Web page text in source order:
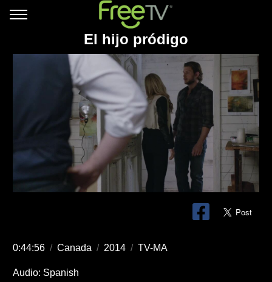
El hijo pródigo
0:44:56 / Canada / 2014 / TV-MA
Audio: Spanish